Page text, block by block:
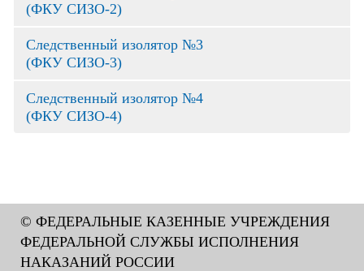
(ФКУ СИЗО-2)
Следственный изолятор №3
(ФКУ СИЗО-3)
Следственный изолятор №4
(ФКУ СИЗО-4)
© ФЕДЕРАЛЬНЫЕ КАЗЕННЫЕ УЧРЕЖДЕНИЯ
ФЕДЕРАЛЬНОЙ СЛУЖБЫ ИСПОЛНЕНИЯ
НАКАЗАНИЙ РОССИИ